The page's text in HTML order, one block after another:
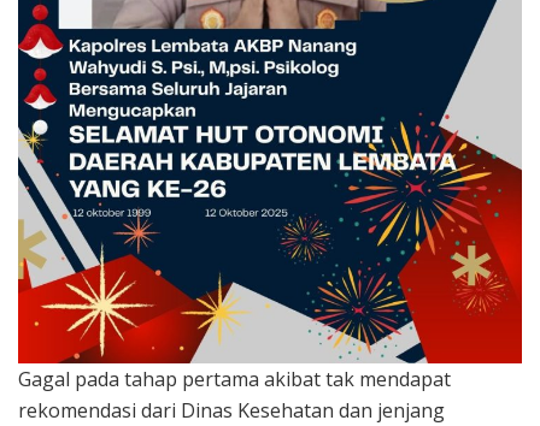
Gagal pada tahap pertama akibat tak mendapat
rekomendasi dari Dinas Kesehatan dan jenjang